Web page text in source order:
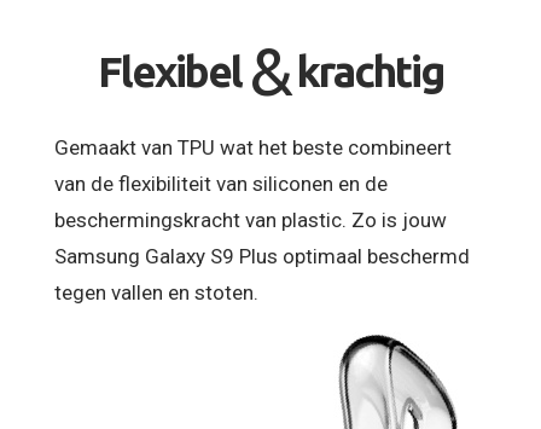
Flexibel &krachtig
Gemaakt van TPU wat het beste combineert
van de flexibiliteit van siliconen en de
beschermingskracht van plastic. Zo is jouw
Samsung Galaxy S9 Plus optimaal beschermd
tegen vallen en stoten.